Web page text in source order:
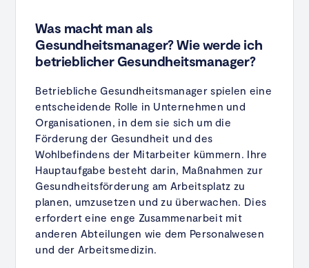
Was macht man als
Gesundheitsmanager? Wie werde ich
betrieblicher Gesundheitsmanager?
Betriebliche Gesundheitsmanager spielen eine
entscheidende Rolle in Unternehmen und
Organisationen, in dem sie sich um die
Förderung der Gesundheit und des
Wohlbefindens der Mitarbeiter kümmern. Ihre
Hauptaufgabe besteht darin, Maßnahmen zur
Gesundheitsförderung am Arbeitsplatz zu
planen, umzusetzen und zu überwachen. Dies
erfordert eine enge Zusammenarbeit mit
anderen Abteilungen wie dem Personalwesen
und der Arbeitsmedizin.